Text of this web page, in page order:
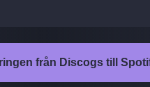
från Discogs till